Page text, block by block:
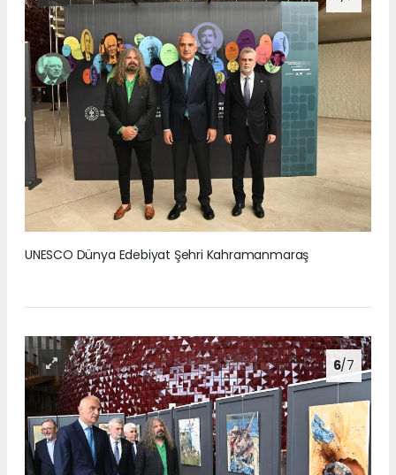
UNESCO Dünya Edebiyat Şehri Kahramanmaraş
6/7